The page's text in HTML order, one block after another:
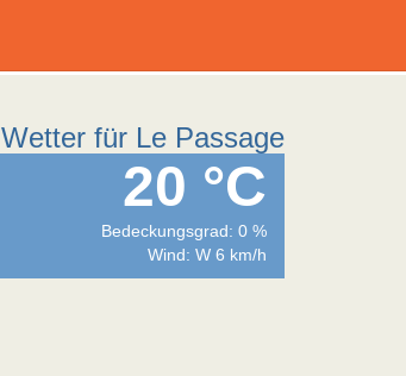
Wetter für Le Passage
20 °C
Bedeckungsgrad: 0 %
Wind: W 6 km/h